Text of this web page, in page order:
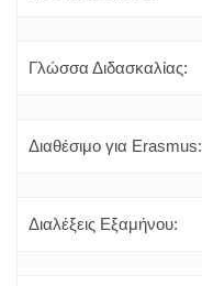
Γλώσσα Διδασκαλίας:
Διαθέσιμο για Erasmus:
Διαλέξεις Εξαμήνου: